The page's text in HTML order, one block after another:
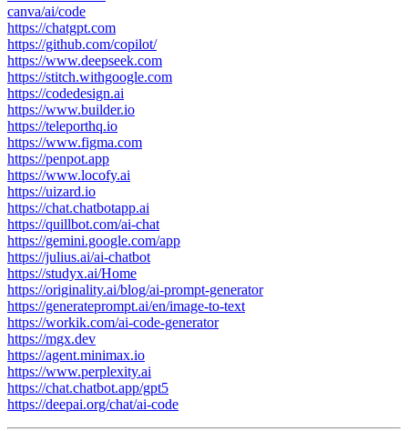
canva/ai/code
https://chatgpt.com
https://github.com/copilot/
https://www.deepseek.com
https://stitch.withgoogle.com
https://codedesign.ai
https://www.builder.io
https://teleporthq.io
https://www.figma.com
https://penpot.app
https://www.locofy.ai
https://uizard.io
https://chat.chatbotapp.ai
https://quillbot.com/ai-chat
https://gemini.google.com/app
https://julius.ai/ai-chatbot
https://studyx.ai/Home
https://originality.ai/blog/ai-prompt-generator
https://generateprompt.ai/en/image-to-text
https://workik.com/ai-code-generator
https://mgx.dev
https://agent.minimax.io
https://www.perplexity.ai
https://chat.chatbot.app/gpt5
https://deepai.org/chat/ai-code